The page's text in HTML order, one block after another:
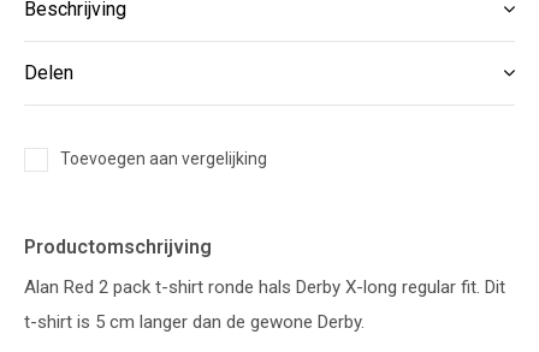
Beschrijving
Delen
Toevoegen aan vergelijking
Productomschrijving
Alan Red 2 pack t-shirt ronde hals Derby X-long regular fit. Dit
t-shirt is 5 cm langer dan de gewone Derby.